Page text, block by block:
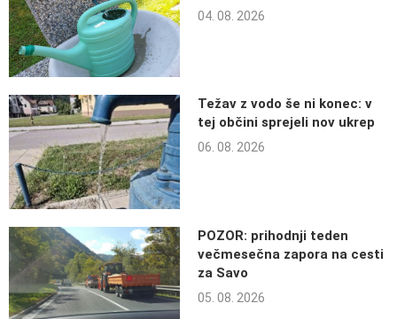
04. 08. 2026
Težav z vodo še ni konec: v
tej občini sprejeli nov ukrep
06. 08. 2026
POZOR: prihodnji teden
večmesečna zapora na cesti
za Savo
05. 08. 2026